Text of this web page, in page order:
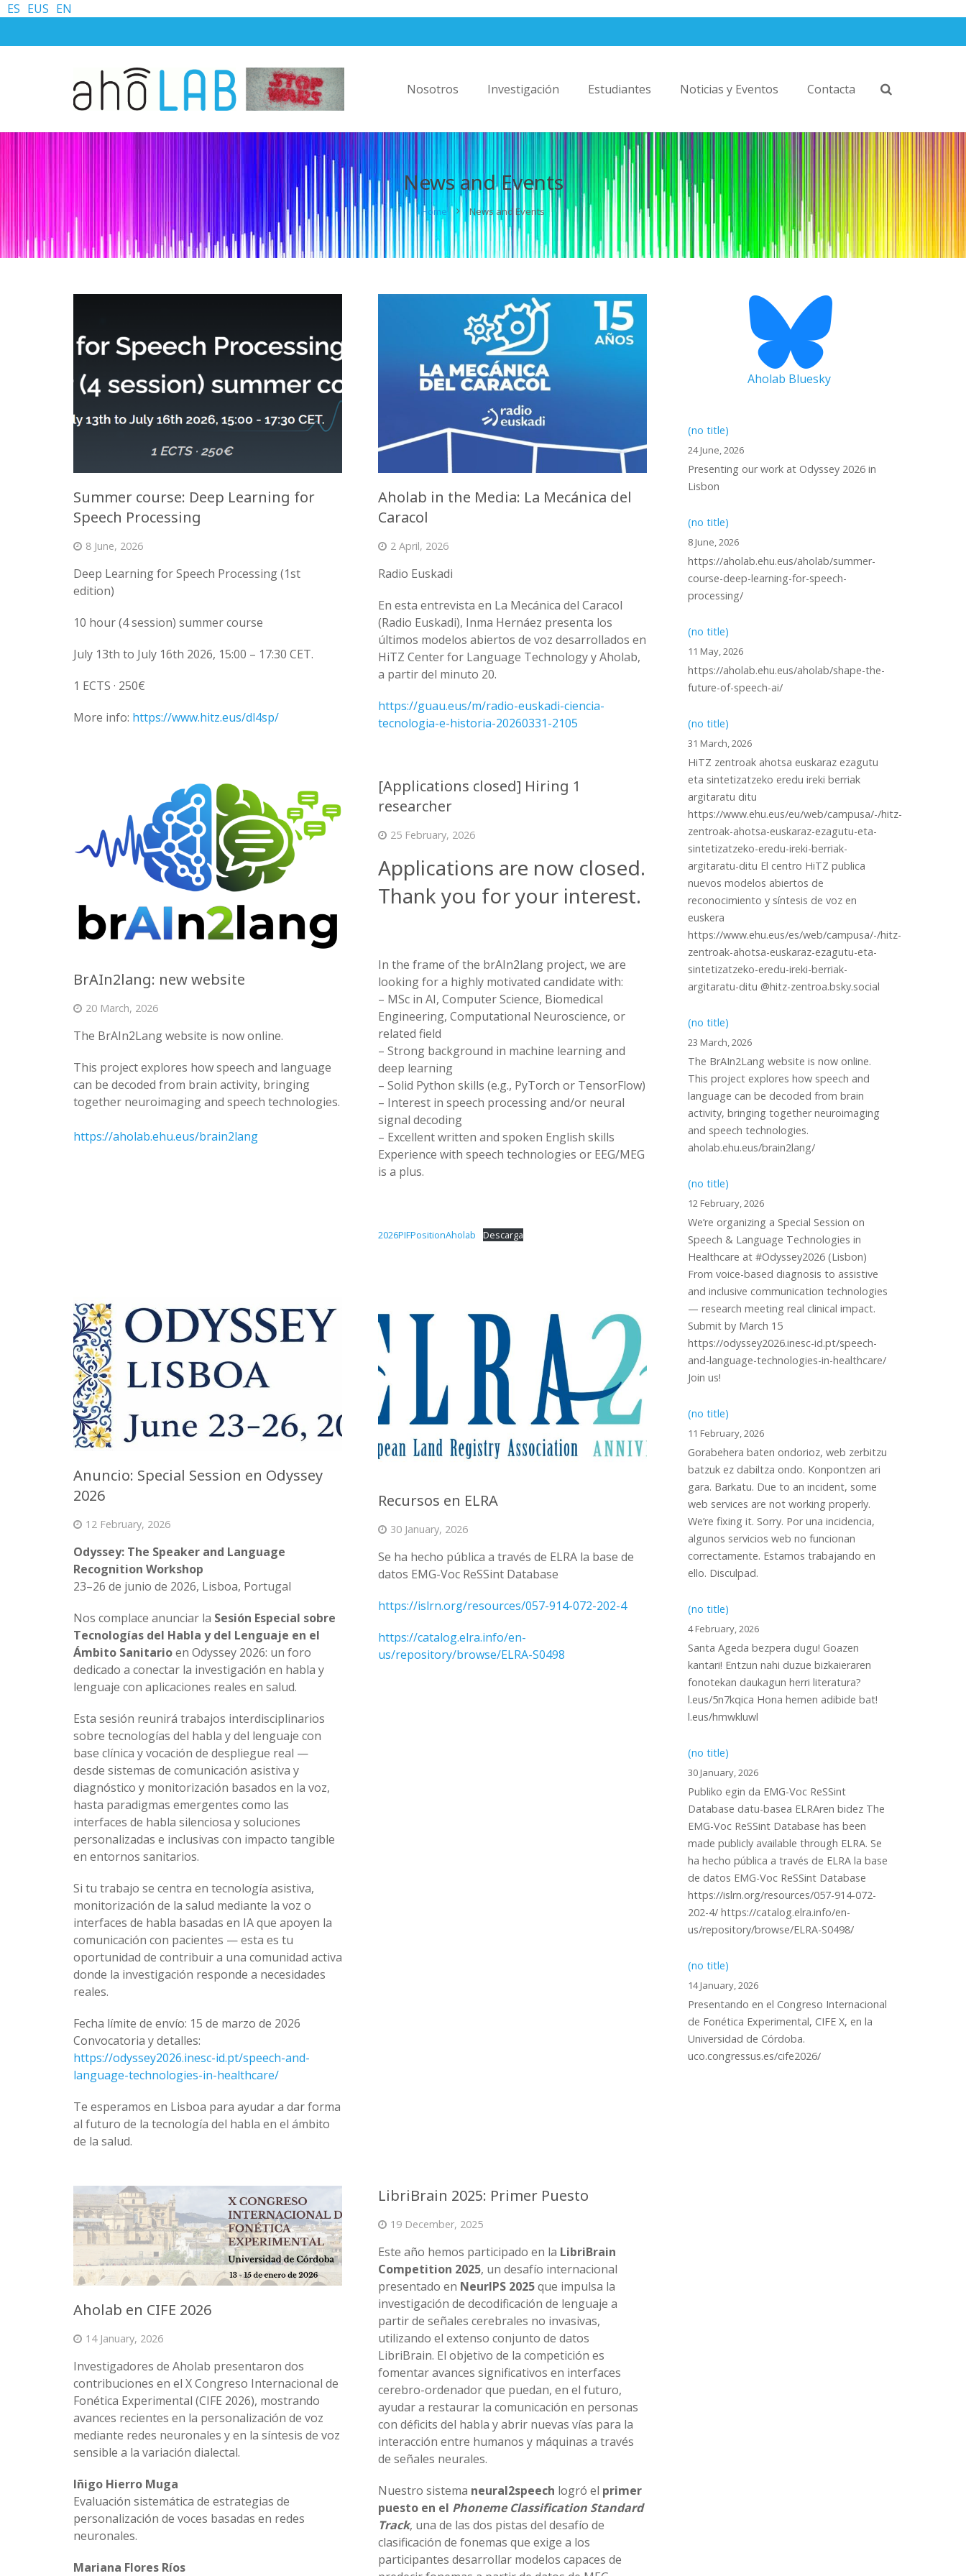
ES EUS EN
Nosotros Investigación Estudiantes Noticias y Eventos Contacta
News and Events
Home News and Events
Summer course: Deep Learning for
Speech Processing
8 June, 2026
Deep Learning for Speech Processing (1st
edition)
10 hour (4 session) summer course
July 13th to July 16th 2026, 15:00 – 17:30 CET.
1 ECTS · 250€
More info: https://www.hitz.eus/dl4sp/
Aholab in the Media: La Mecánica del
Caracol
2 April, 2026
Radio Euskadi
En esta entrevista en La Mecánica del Caracol
(Radio Euskadi), Inma Hernáez presenta los
últimos modelos abiertos de voz desarrollados en
HiTZ Center for Language Technology y Aholab,
a partir del minuto 20.
https://guau.eus/m/radio-euskadi-ciencia-
tecnologia-e-historia-20260331-2105
BrAIn2lang: new website
20 March, 2026
The BrAIn2Lang website is now online.
This project explores how speech and language
can be decoded from brain activity, bringing
together neuroimaging and speech technologies.
https://aholab.ehu.eus/brain2lang
[Applications closed] Hiring 1
researcher
25 February, 2026
Applications are now closed.
Thank you for your interest.
In the frame of the brAIn2lang project, we are
looking for a highly motivated candidate with:
– MSc in AI, Computer Science, Biomedical
Engineering, Computational Neuroscience, or
related field
– Strong background in machine learning and
deep learning
– Solid Python skills (e.g., PyTorch or TensorFlow)
– Interest in speech processing and/or neural
signal decoding
– Excellent written and spoken English skills
Experience with speech technologies or EEG/MEG
is a plus.
2026PIFPositionAholab Descarga
Anuncio: Special Session en Odyssey
2026
12 February, 2026
Odyssey: The Speaker and Language
Recognition Workshop
23–26 de junio de 2026, Lisboa, Portugal
Nos complace anunciar la Sesión Especial sobre
Tecnologías del Habla y del Lenguaje en el
Ámbito Sanitarioen Odyssey 2026: un foro
dedicado a conectar la investigación en habla y
lenguaje con aplicaciones reales en salud.
Esta sesión reunirá trabajos interdisciplinarios
sobre tecnologías del habla y del lenguaje con
base clínica y vocación de despliegue real —
desde sistemas de comunicación asistiva y
diagnóstico y monitorización basados en la voz,
hasta paradigmas emergentes como las
interfaces de habla silenciosa y soluciones
personalizadas e inclusivas con impacto tangible
en entornos sanitarios.
Si tu trabajo se centra en tecnología asistiva,
monitorización de la salud mediante la voz o
interfaces de habla basadas en IA que apoyen la
comunicación con pacientes — esta es tu
oportunidad de contribuir a una comunidad activa
donde la investigación responde a necesidades
reales.
Fecha límite de envío: 15 de marzo de 2026
Convocatoria y detalles:
https://odyssey2026.inesc-id.pt/speech-and-
language-technologies-in-healthcare/
Te esperamos en Lisboa para ayudar a dar forma
al futuro de la tecnología del habla en el ámbito
de la salud.
Recursos en ELRA
30 January, 2026
Se ha hecho pública a través de ELRA la base de
datos EMG-Voc ReSSint Database
https://islrn.org/resources/057-914-072-202-4
https://catalog.elra.info/en-
us/repository/browse/ELRA-S0498
Aholab en CIFE 2026
14 January, 2026
Investigadores de Aholab presentaron dos
contribuciones en el X Congreso Internacional de
Fonética Experimental (CIFE 2026), mostrando
avances recientes en la personalización de voz
mediante redes neuronales y en la síntesis de voz
sensible a la variación dialectal.
Iñigo Hierro Muga
Evaluación sistemática de estrategias de
personalización de voces basadas en redes
neuronales.
Mariana Flores Ríos
LibriBrain 2025: Primer Puesto
19 December, 2025
Este año hemos participado en la LibriBrain
Competition 2025, un desafío internacional
presentado en NeurIPS 2025que impulsa la
investigación de decodificación de lenguaje a
partir de señales cerebrales no invasivas,
utilizando el extenso conjunto de datos
LibriBrain. El objetivo de la competición es
fomentar avances significativos en interfaces
cerebro-ordenador que puedan, en el futuro,
ayudar a restaurar la comunicación en personas
con déficits del habla y abrir nuevas vías para la
interacción entre humanos y máquinas a través
de señales neurales.
Nuestro sistema neural2speech logró el primer
puesto en el Phoneme Classification Standard
Track, una de las dos pistas del desafío de
clasificación de fonemas que exige a los
participantes desarrollar modelos capaces de
Aholab Bluesky
(no title)
24 June, 2026
Presenting our work at Odyssey 2026 in
Lisbon
(no title)
8 June, 2026
https://aholab.ehu.eus/aholab/summer-
course-deep-learning-for-speech-
processing/
(no title)
11 May, 2026
https://aholab.ehu.eus/aholab/shape-the-
future-of-speech-ai/
(no title)
31 March, 2026
HiTZ zentroak ahotsa euskaraz ezagutu
eta sintetizatzeko eredu ireki berriak
argitaratu ditu
https://www.ehu.eus/eu/web/campusa/-/hitz-
zentroak-ahotsa-euskaraz-ezagutu-eta-
sintetizatzeko-eredu-ireki-berriak-
argitaratu-ditu El centro HiTZ publica
nuevos modelos abiertos de
reconocimiento y síntesis de voz en
euskera
https://www.ehu.eus/es/web/campusa/-/hitz-
zentroak-ahotsa-euskaraz-ezagutu-eta-
sintetizatzeko-eredu-ireki-berriak-
argitaratu-ditu @hitz-zentroa.bsky.social
(no title)
23 March, 2026
The BrAIn2Lang website is now online.
This project explores how speech and
language can be decoded from brain
activity, bringing together neuroimaging
and speech technologies.
aholab.ehu.eus/brain2lang/
(no title)
12 February, 2026
We’re organizing a Special Session on
Speech & Language Technologies in
Healthcare at #Odyssey2026 (Lisbon)
From voice-based diagnosis to assistive
and inclusive communication technologies
— research meeting real clinical impact.
Submit by March 15
https://odyssey2026.inesc-id.pt/speech-
and-language-technologies-in-healthcare/
Join us!
(no title)
11 February, 2026
Gorabehera baten ondorioz, web zerbitzu
batzuk ez dabiltza ondo. Konpontzen ari
gara. Barkatu. Due to an incident, some
web services are not working properly.
We’re fixing it. Sorry. Por una incidencia,
algunos servicios web no funcionan
correctamente. Estamos trabajando en
ello. Disculpad.
(no title)
4 February, 2026
Santa Ageda bezpera dugu! Goazen
kantari! Entzun nahi duzue bizkaieraren
fonotekan daukagun herri literatura?
l.eus/5n7kqica Hona hemen adibide bat!
l.eus/hmwkluwl
(no title)
30 January, 2026
Publiko egin da EMG-Voc ReSSint
Database datu-basea ELRAren bidez The
EMG-Voc ReSSint Database has been
made publicly available through ELRA. Se
ha hecho pública a través de ELRA la base
de datos EMG-Voc ReSSint Database
https://islrn.org/resources/057-914-072-
202-4/ https://catalog.elra.info/en-
us/repository/browse/ELRA-S0498/
(no title)
14 January, 2026
Presentando en el Congreso Internacional
de Fonética Experimental, CIFE X, en la
Universidad de Córdoba.
uco.congressus.es/cife2026/